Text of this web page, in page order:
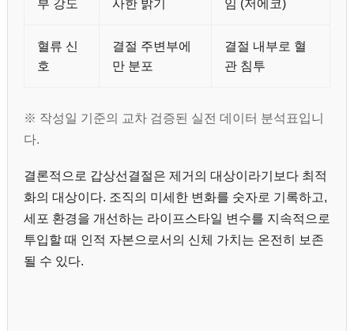
부 강도 사한 밝기 임 (저에코)
혈류 신
호
결절 주변부에
만 분포
결절 내부로 혈
관 침투
※ 작성일 기준의 교차 검증된 실전 데이터 분석표입니
다.
결론적으로 갑상선결절은 제거의 대상이라기보다 최적
화의 대상이다. 조직의 미세한 변화를 숫자로 기록하고,
세포 환경을 개선하는 라이프스타일 변수를 지속적으로
투입할 때 인적 자본으로서의 신체 가치는 온전히 보존
될 수 있다.